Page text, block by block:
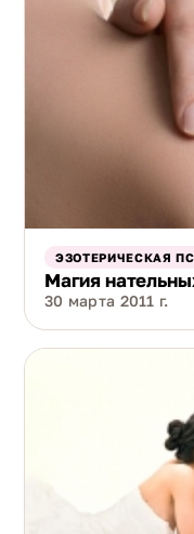
ЭЗОТЕРИЧЕСКАЯ
Магия
30 марта 2011 г.